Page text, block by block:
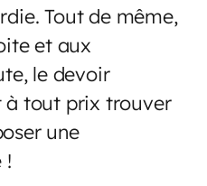
Tout de même,
et aux
le devoir
tout prix trouver
une
!